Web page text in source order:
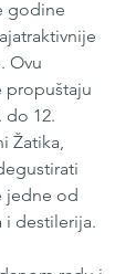
godine
Ovu
propuštaju
do 12.
Žatika,
jedne od
i destilerija.